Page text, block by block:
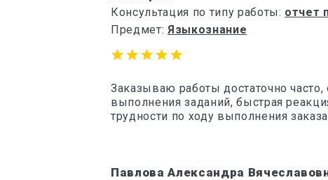
Консультация по типу работы: отчет
Предмет: Языкознание
Заказываю работы достаточно часто,
выполнения заданий, быстрая
трудности по ходу выполнения
Павлова Александра